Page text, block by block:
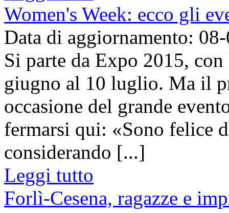
Women's Week: ecco gli
Data di aggiornamento:
Si parte da Expo 2015, con
giugno al 10 luglio. Ma il
occasione del grande
fermarsi qui: «Sono felice
considerando [...]
Leggi tutto
Forlì-Cesena, ragazze e